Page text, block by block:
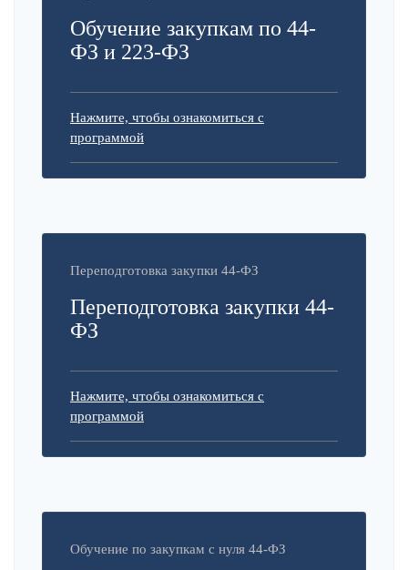
Обучение закупкам по 44-
ФЗ и 223-ФЗ
Нажмите, чтобы ознакомиться с
программой
Переподготовка закупки 44-ФЗ
Переподготовка закупки 44-
ФЗ
Нажмите, чтобы ознакомиться с
программой
Обучение по закупкам с нуля 44-ФЗ